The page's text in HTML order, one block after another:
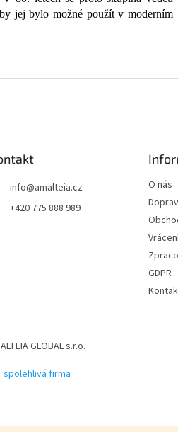
jej bylo možné použít v moderním
info@amalteia.cz
+420 775 888 989
O nás
GDPR
GLOBAL s.r.o.
spolehlivá firma